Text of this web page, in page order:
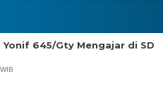
645/Gty Mengajar di SD